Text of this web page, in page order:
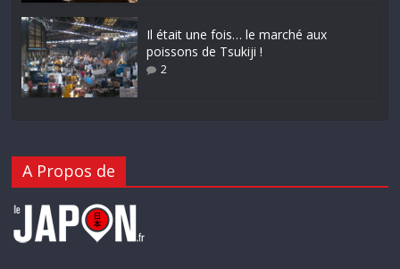
Il était une fois… le marché aux
poissons de Tsukiji !
2
A Propos de